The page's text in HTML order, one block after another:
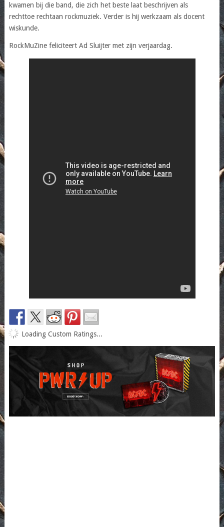
kwamen bij die band, die zich het beste laat beschrijven als
rechttoe rechtaan rockmuziek. Verder is hij werkzaam als docent
wiskunde.
RockMuZine feliciteert Ad Sluijter met zijn verjaardag.
Loading Custom Ratings...